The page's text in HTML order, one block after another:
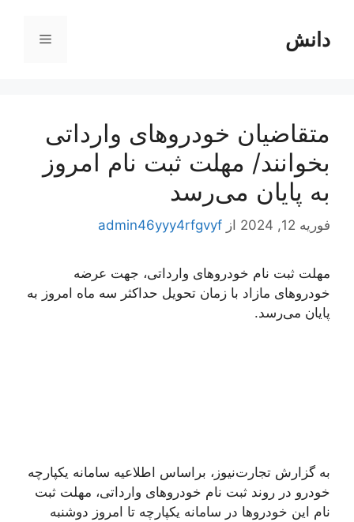
محتوادانش فهرست
متقاضیان خودروهای وارداتی
بخوانند/ مهلت ثبت نام امروز
به پایان می‌رسد
فوریه 12, 2024 از admin46yyy4rfgvyf
مهلت ثبت نام خودروهای وارداتی، جهت عرضه
خودروهای مازاد با زمان تحویل حداکثر سه ماه امروز به
پایان می‌رسد.
به گزارش تجارت‌نیوز، براساس اطلاعیه سامانه یکپارچه
خودرو در روند ثبت نام خودروهای وارداتی، مهلت ثبت
نام این خودروها در سامانه یکپارچه تا امروز دوشنبه